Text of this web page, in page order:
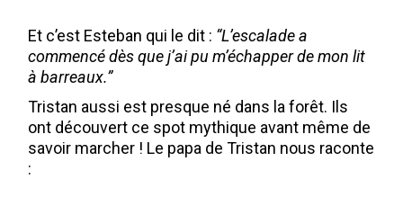
Et c’est Esteban qui le dit : “L’escalade a
commencé dès que j’ai pu m’échapper de mon lit
à barreaux.”
Tristan aussi est presque né dans la forêt. Ils
ont découvert ce spot mythique avant même de
savoir marcher ! Le papa de Tristan nous raconte
: